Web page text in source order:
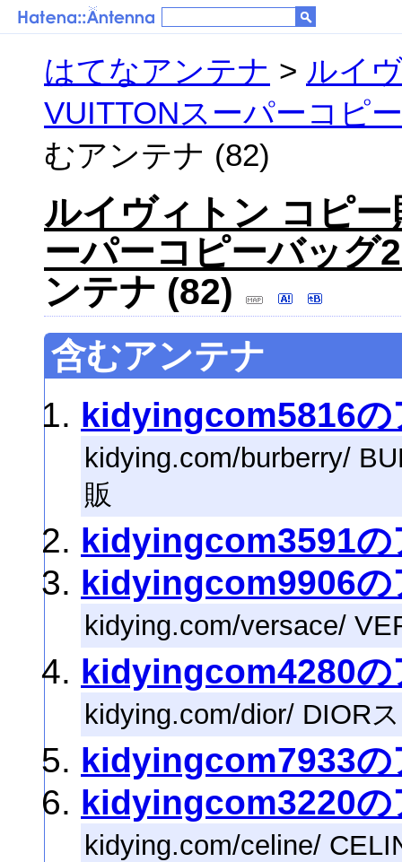
はてなアンテナ > ルイ
VUITTONスーパーコピ
むアンテナ (82)
ルイヴィトン コピ
ーパーコピーバッグ
ンテナ (82)
含むアンテナ
kidyingcom5816の
kidying.com/burberry/
販
kidyingcom3591の
kidyingcom9906の
kidying.com/versace/
kidyingcom4280の
kidying.com/dior/ DIOR
kidyingcom7933の
kidyingcom3220の
kidying.com/celine/